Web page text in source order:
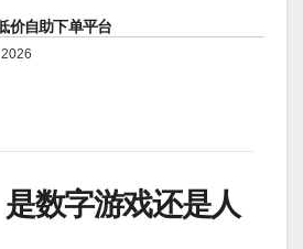
价自助下单平台
数字游戏还是人